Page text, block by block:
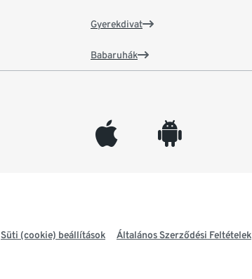
Gyerekdivat
Babaruhák
appleinc android
Süti (cookie) beállítások Általános Szerződési Feltételek